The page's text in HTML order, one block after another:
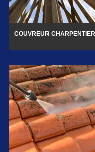
COUVREUR